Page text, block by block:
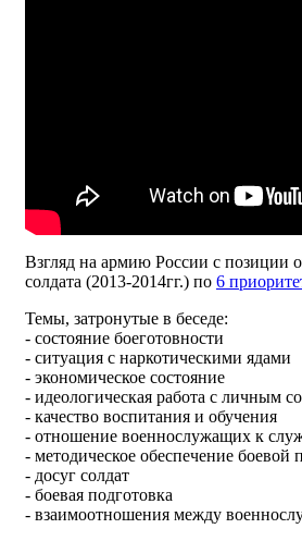
Взгляд на армию России с позиции
солдата (2013-2014гг.) по 6
Темы, затронутые в беседе:
- состояние боеготовности
- ситуация с наркотическими ядами
- экономическое состояние
- идеологическая работа с личным
- качество воспитания и обучения
- отношение военнослужащих к
- методическое обеспечение боевой
- досуг солдат
- боевая подготовка
- взаимоотношения между